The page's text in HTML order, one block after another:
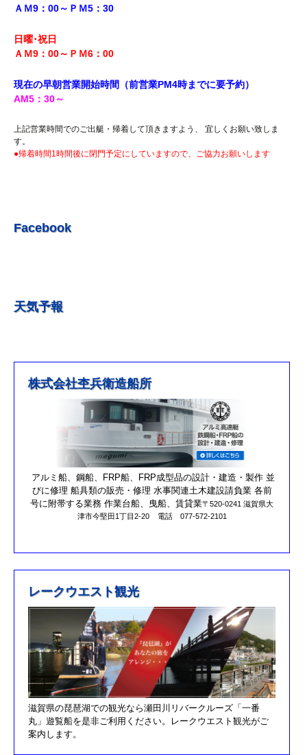
R5.8.12 釣果情報更新しました。
R5.7.27 釣果情報更新しました。
R5.7.16 釣果情報更新しました。
R5.7.3 釣果情報更新しました。
R5.5.20 釣果情報更新しました。
R5.3.25釣果情報更新しました。
R3/4/11釣果情報更新しました
R3/2/27果情報更新しました
R2/8/29果情報更新しました
営業時間を更新しました。
第17回オーナーズカップを更新しました。
R元/10/25クラブハウスのリニューアルが完了しました。
R元/8/25果情報更新しました
H30/11/7釣果情報更新しました
H30/9/30臨時休業のお知らせ！！
H30/9/24釣果情報更新しました
H30/7/21釣果情報更新しました
H30/4/21釣果情報更新しました
H30/3/3釣果情報更新しました
H30/2/17釣果情報更新しました
H30/2/8釣果情報更新しました
ＡＭ9：00～ＰＭ5：30
日曜･祝日
ＡＭ9：00～ＰＭ6 ：00
現在の早朝営業開始時間（前営業PM4時までに要予約）
AM5 ：30～
上記営業時間でのご出艇・帰着して頂きますよう、 宜しくお願い致しま
す。
●帰着時間1時間後に閉門予定にしていますので、ご協力お願いします
Facebook
天気予報
株式会社杢兵衛造船所
アルミ船、鋼船、FRP船、FRP成型品の設計・建造・製作 並
びに修理 船具類の販売・修理 水事関連土木建設請負業 各前
号に附帯する業務 作業台船、曳船、賃貸業〒520-0241 滋賀県大
津市今堅田1丁目2-20
電話 077-572-2101
レークウエスト観光
滋賀県の琵琶湖での観光なら瀬田川リバークルーズ「一番
丸」遊覧船を是非ご利用ください。レークウエスト観光がご
案内します。